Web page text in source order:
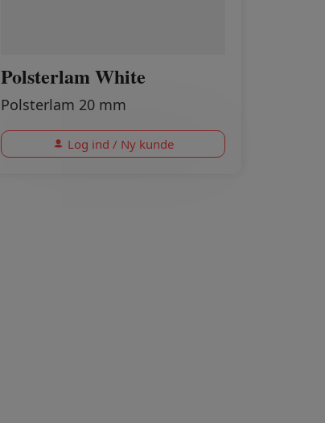
Polsterlam White
Polsterlam 20 mm
Log ind / Ny kunde